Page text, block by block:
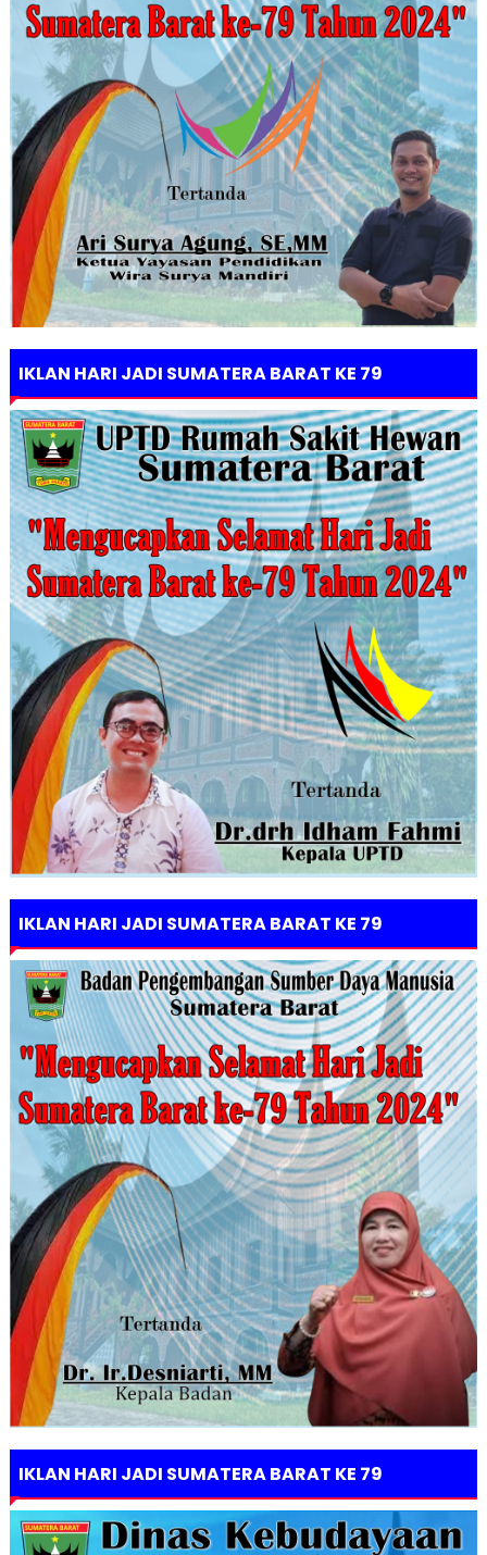
IKLAN HARI JADI SUMATERA BARAT KE 79
IKLAN HARI JADI SUMATERA BARAT KE 79
IKLAN HARI JADI SUMATERA BARAT KE 79